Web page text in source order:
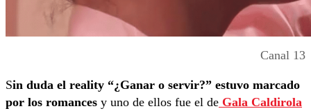
Canal 13
Sin duda el reality “¿Ganar o servir?” estuvo marcado
por los romances y uno de ellos fue el de Gala Caldirola